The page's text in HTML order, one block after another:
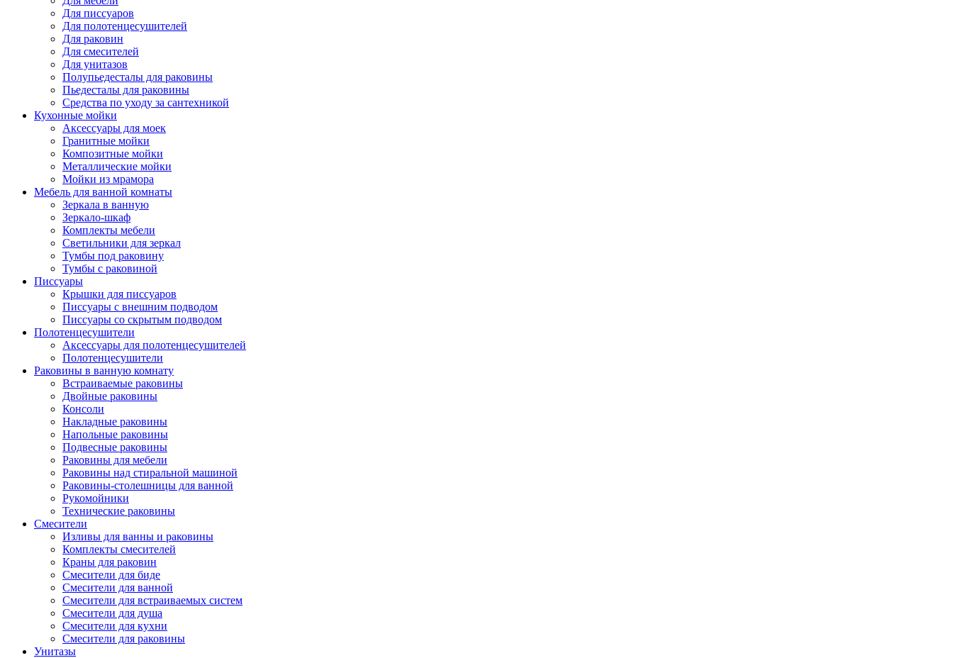
Для писсуаров
Для полотенцесушителей
Для раковин
Для смесителей
Для унитазов
Полупьедесталы для раковины
Пьедесталы для раковины
Средства по уходу за сантехникой
Кухонные мойки
Аксессуары для моек
Гранитные мойки
Композитные мойки
Металлические мойки
Мойки из мрамора
Мебель для ванной комнаты
Зеркала в ванную
Зеркало-шкаф
Комплекты мебели
Светильники для зеркал
Тумбы под раковину
Тумбы с раковиной
Писсуары
Крышки для писсуаров
Писсуары с внешним подводом
Писсуары со скрытым подводом
Полотенцесушители
Аксессуары для полотенцесушителей
Полотенцесушители
Раковины в ванную комнату
Встраиваемые раковины
Двойные раковины
Консоли
Накладные раковины
Напольные раковины
Подвесные раковины
Раковины для мебели
Раковины над стиральной машиной
Раковины-столешницы для ванной
Рукомойники
Технические раковины
Смесители
Изливы для ванны и раковины
Комплекты смесителей
Краны для раковин
Смесители для биде
Смесители для ванной
Смесители для встраиваемых систем
Смесители для душа
Смесители для кухни
Смесители для раковины
Унитазы